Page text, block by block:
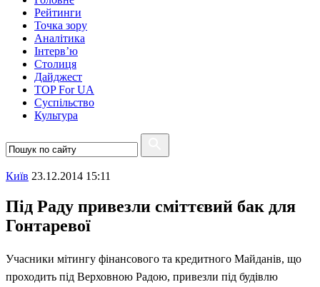
Рейтинги
Точка зору
Аналітика
Інтерв’ю
Столиця
Дайджест
TOP For UA
Суспiльство
Культура
Київ 23.12.2014 15:11
Під Раду привезли сміттєвий бак для
Гонтаревої
Учасники мітингу фінансового та кредитного Майданів, що
проходить під Верховною Радою, привезли під будівлю